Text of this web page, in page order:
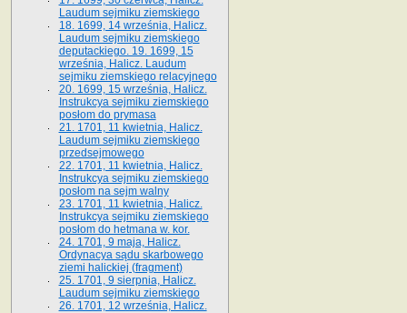
Laudum sejmiku ziemskiego
18. 1699, 14 września, Halicz.
Laudum sejmiku ziemskiego
deputackiego. 19. 1699, 15
września, Halicz. Laudum
sejmiku ziemskiego relacyjnego
20. 1699, 15 września, Halicz.
Instrukcya sejmiku ziemskiego
posłom do prymasa
21. 1701, 11 kwietnia, Halicz.
Laudum sejmiku ziemskiego
przedsejmowego
22. 1701, 11 kwietnia, Halicz.
Instrukcya sejmiku ziemskiego
posłom na sejm walny
23. 1701, 11 kwietnia, Halicz.
Instrukcya sejmiku ziemskiego
posłom do hetmana w. kor.
24. 1701, 9 maja, Halicz.
Ordynacya sądu skarbowego
ziemi halickiej (fragment)
25. 1701, 9 sierpnia, Halicz.
Laudum sejmiku ziemskiego
26. 1701, 12 września, Halicz.